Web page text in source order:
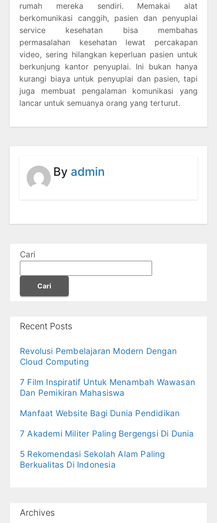
rumah mereka sendiri. Memakai alat
berkomunikasi canggih, pasien dan penyuplai
service kesehatan bisa membahas
permasalahan kesehatan lewat percakapan
video, sering hilangkan keperluan pasien untuk
berkunjung kantor penyuplai. Ini bukan hanya
kurangi biaya untuk penyuplai dan pasien, tapi
juga membuat pengalaman komunikasi yang
lancar untuk semuanya orang yang terturut.
By admin
Cari
Cari
Recent Posts
Revolusi Pembelajaran Modern Dengan
Cloud Computing
7 Film Inspiratif Untuk Menambah Wawasan
Dan Pemikiran Mahasiswa
Manfaat Website Bagi Dunia Pendidikan
7 Akademi Militer Paling Bergengsi Di Dunia
5 Rekomendasi Sekolah Alam Paling
Berkualitas Di Indonesia
Archives